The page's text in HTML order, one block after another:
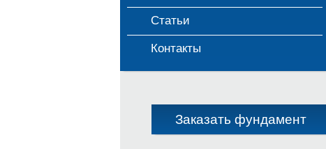
Статьи
Контакты
Заказать фундамент